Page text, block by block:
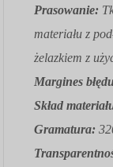
Prasowanie:
materiału z
żelazkiem z
Margines
Skład
Gramatura: